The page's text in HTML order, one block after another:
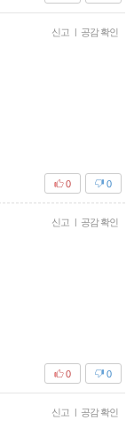
신고 공감 확인
0
0
신고 공감 확인
0
0
신고 공감 확인